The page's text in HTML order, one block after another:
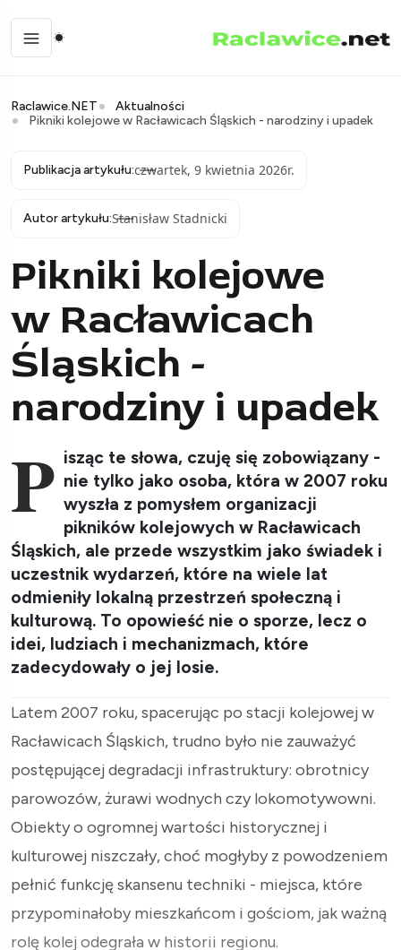
Raclawice.NET
Aktualności
Pikniki kolejowe w Racławicach Śląskich - narodziny i upadek
Publikacja artykułu:czwartek, 9 kwietnia 2026r.
Autor artykułu:Stanisław Stadnicki
Pikniki kolejowe
w Racławicach
Śląskich -
narodziny i upadek
P isząc te słowa, czuję się zobowiązany -
nie tylko jako osoba, która w 2007 roku
wyszła z pomysłem organizacji
pikników kolejowych w Racławicach
Śląskich, ale przede wszystkim jako świadek i
uczestnik wydarzeń, które na wiele lat
odmieniły lokalną przestrzeń społeczną i
kulturową. To opowieść nie o sporze, lecz o
idei, ludziach i mechanizmach, które
zadecydowały o jej losie.
Latem 2007 roku, spacerując po stacji kolejowej w
Racławicach Śląskich, trudno było nie zauważyć
postępującej degradacji infrastruktury: obrotnicy
parowozów, żurawi wodnych czy lokomotywowni.
Obiekty o ogromnej wartości historycznej i
kulturowej niszczały, choć mogłyby z powodzeniem
pełnić funkcję skansenu techniki - miejsca, które
przypominałoby mieszkańcom i gościom, jak ważną
rolę kolej odegrała w historii regionu.